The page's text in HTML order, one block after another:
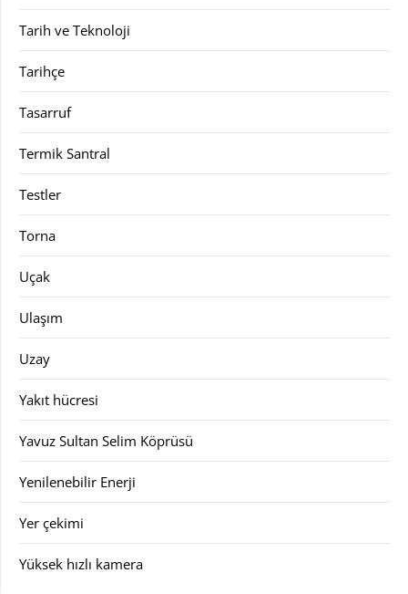
Tarih ve Teknoloji
Tarihçe
Tasarruf
Termik Santral
Testler
Torna
Uçak
Ulaşım
Uzay
Yakıt hücresi
Yavuz Sultan Selim Köprüsü
Yenilenebilir Enerji
Yer çekimi
Yüksek hızlı kamera